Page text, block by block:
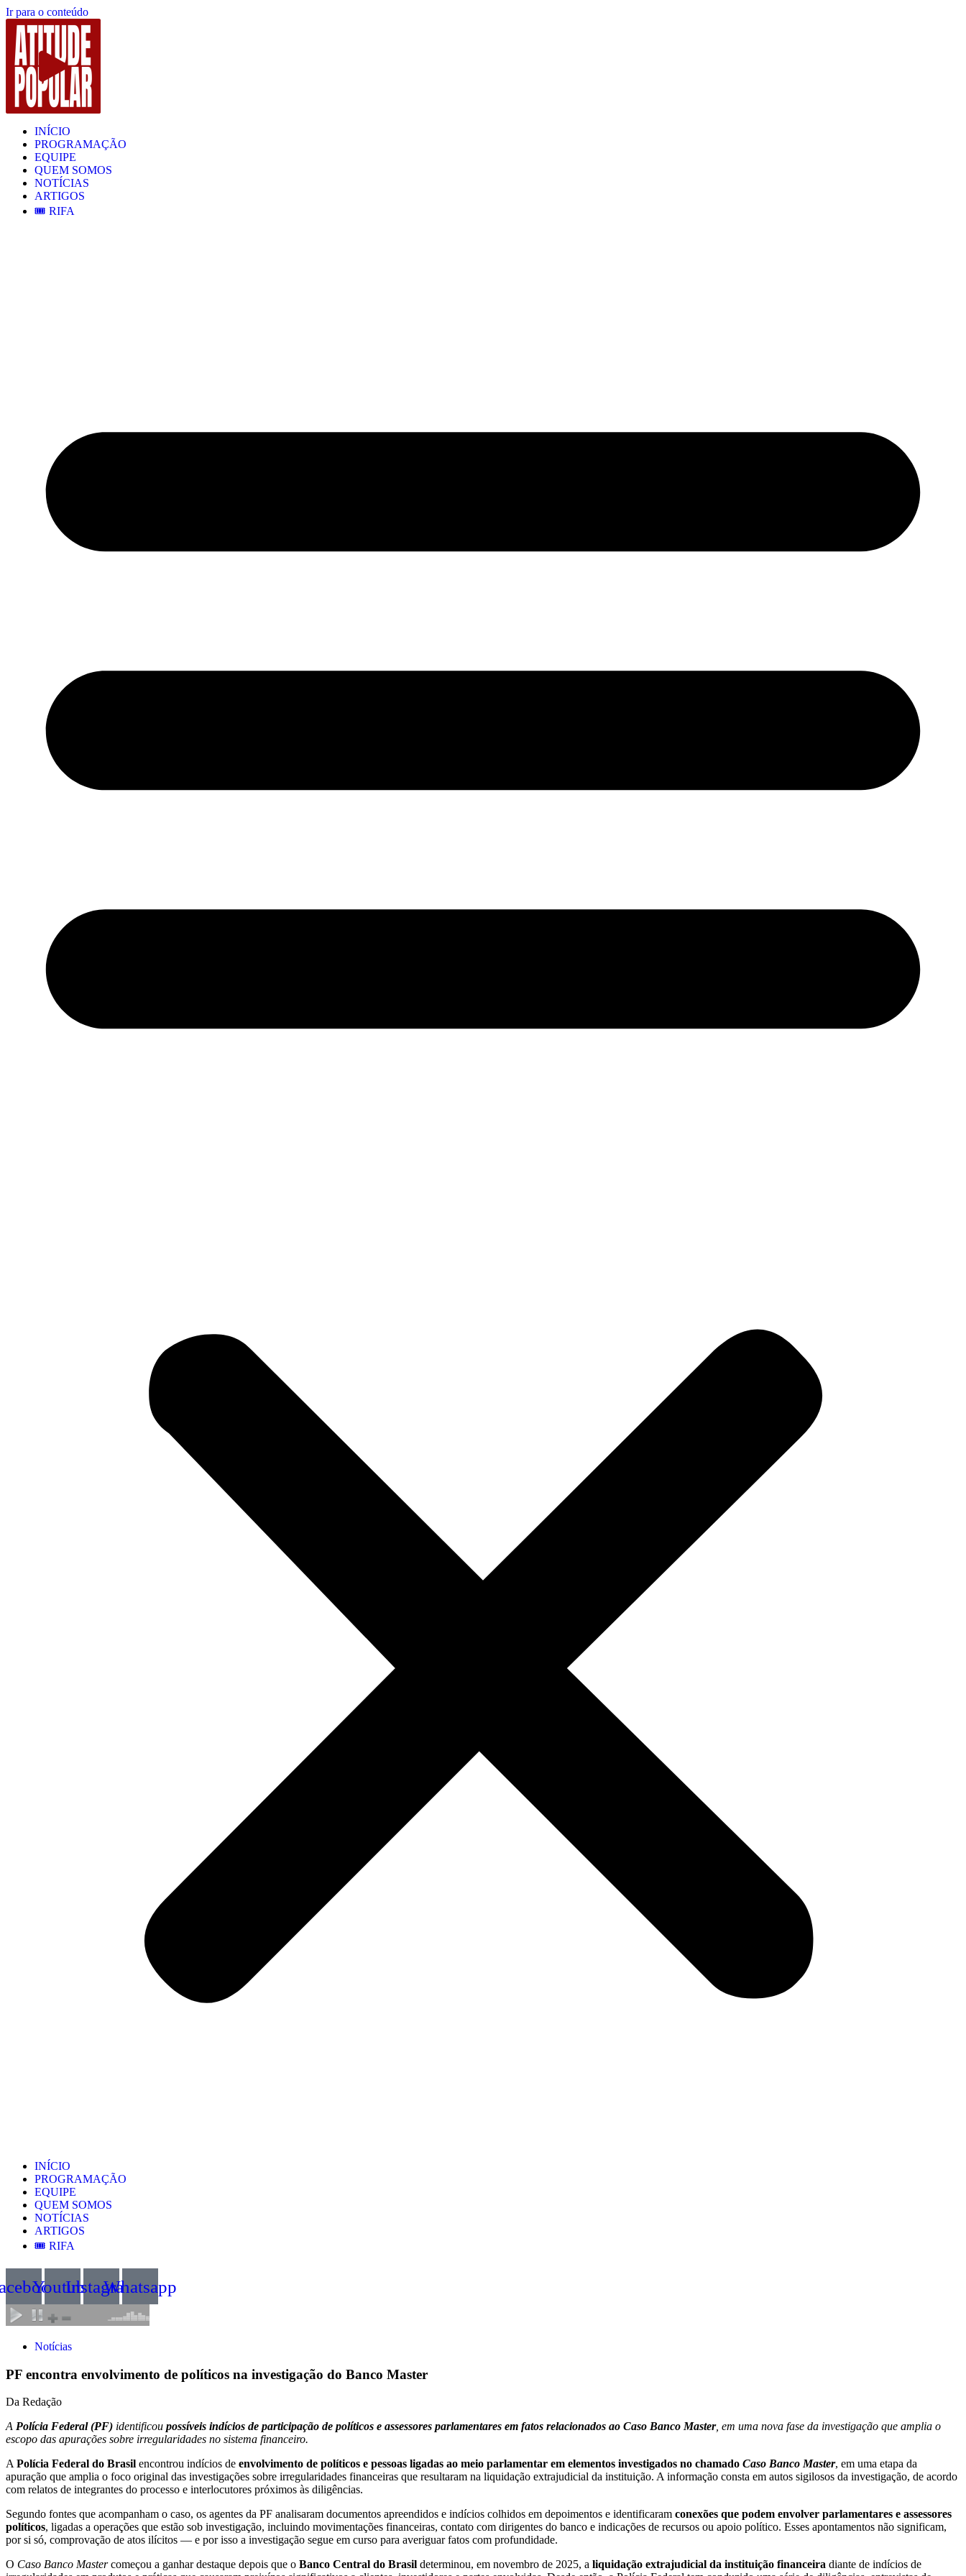
Ir para o conteúdo
INÍCIO
PROGRAMAÇÃO
EQUIPE
QUEM SOMOS
NOTÍCIAS
ARTIGOS
🎟️ RIFA
INÍCIO
PROGRAMAÇÃO
EQUIPE
QUEM SOMOS
NOTÍCIAS
ARTIGOS
🎟️ RIFA
YoutubeInstagramWhatsapp
Notícias
PF encontra envolvimento de políticos na investigação do Banco Master
Da Redação
A Polícia Federal (PF) identificou possíveis indícios de participação de políticos e assessores parlamentares em fatos relacionados ao Caso Banco Master, em uma nova fase da investigação que amplia o
escopo das apurações sobre irregularidades no sistema financeiro.
APolícia Federal do Brasil encontrou indícios de envolvimento de políticos e pessoas ligadas ao meio parlamentar em elementos investigados no chamado Caso Banco Master, em uma etapa da
apuração que amplia o foco original das investigações sobre irregularidades financeiras que resultaram na liquidação extrajudicial da instituição. A informação consta em autos sigilosos da investigação, de acordo
com relatos de integrantes do processo e interlocutores próximos às diligências.
Segundo fontes que acompanham o caso, os agentes da PF analisaram documentos apreendidos e indícios colhidos em depoimentos e identificaram conexões que podem envolver parlamentares e assessores
políticos, ligadas a operações que estão sob investigação, incluindo movimentações financeiras, contato com dirigentes do banco e indicações de recursos ou apoio político. Esses apontamentos não significam,
por si só, comprovação de atos ilícitos — e por isso a investigação segue em curso para averiguar fatos com profundidade.
O Caso Banco Mastercomeçou a ganhar destaque depois que o Banco Central do Brasil determinou, em novembro de 2025, a liquidação extrajudicial da instituição financeira diante de indícios de